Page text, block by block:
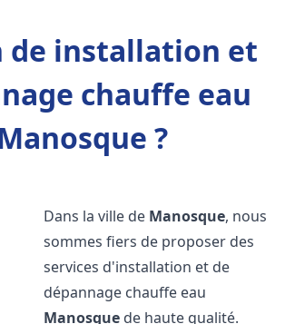
de installation et
chauffe eau
?
Dans la ville de Manosque, nous
sommes fiers de proposer des
services d'installation et de
dépannage chauffe eau
Manosque de haute qualité.